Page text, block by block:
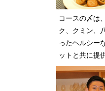
コースの〆は
ク、クミン、
ったヘルシー
ットと共に提